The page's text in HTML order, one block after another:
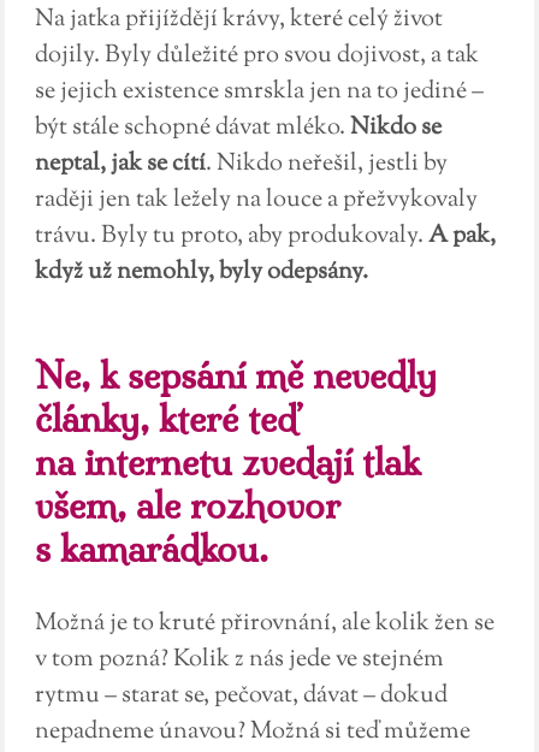
Na jatka přijíždějí krávy, které celý život
dojily. Byly důležité pro svou dojivost, a tak
se jejich existence smrskla jen na to jediné –
být stále schopné dávat mléko.Nikdo se
neptal, jak se cítí. Nikdo neřešil, jestli by
raději jen tak ležely na louce a přežvykovaly
trávu. Byly tu proto, aby produkovaly.A pak,
když už nemohly, byly odepsány.
Ne, k sepsání mě nevedly
články, které teď
na internetu zvedají tlak
všem, ale rozhovor
s kamarádkou.
Možná je to kruté přirovnání, ale kolik žen se
v tom pozná? Kolik z nás jede ve stejném
rytmu – starat se, pečovat, dávat – dokud
nepadneme únavou? Možná si teď můžeme